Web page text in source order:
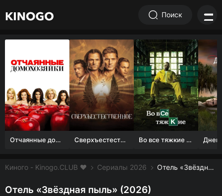
Поиск
Отчаянные домохозяйки (1 сезон) Сверхъестественное Во все тяжкие 1-5 сезон
Киного - Kinogo.CLUB ❤️ Сериалы 2026 Отель «Звёздная пыль» смотреть онлайн бесплатно
Отель «Звёздная пыль» (2026)